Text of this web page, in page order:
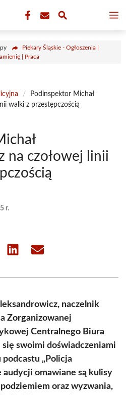
Piekary Śląskie - Ogłoszenia |
| Praca
/
Podinspektor Michał
walki z przestępczością
na czołowej linii
r.
Share Share
naczelnik
Zorganizowanej
Centralnego Biura
swoimi doświadczeniami
„Policja
audycji omawiane są kulisy
oraz wyzwania,